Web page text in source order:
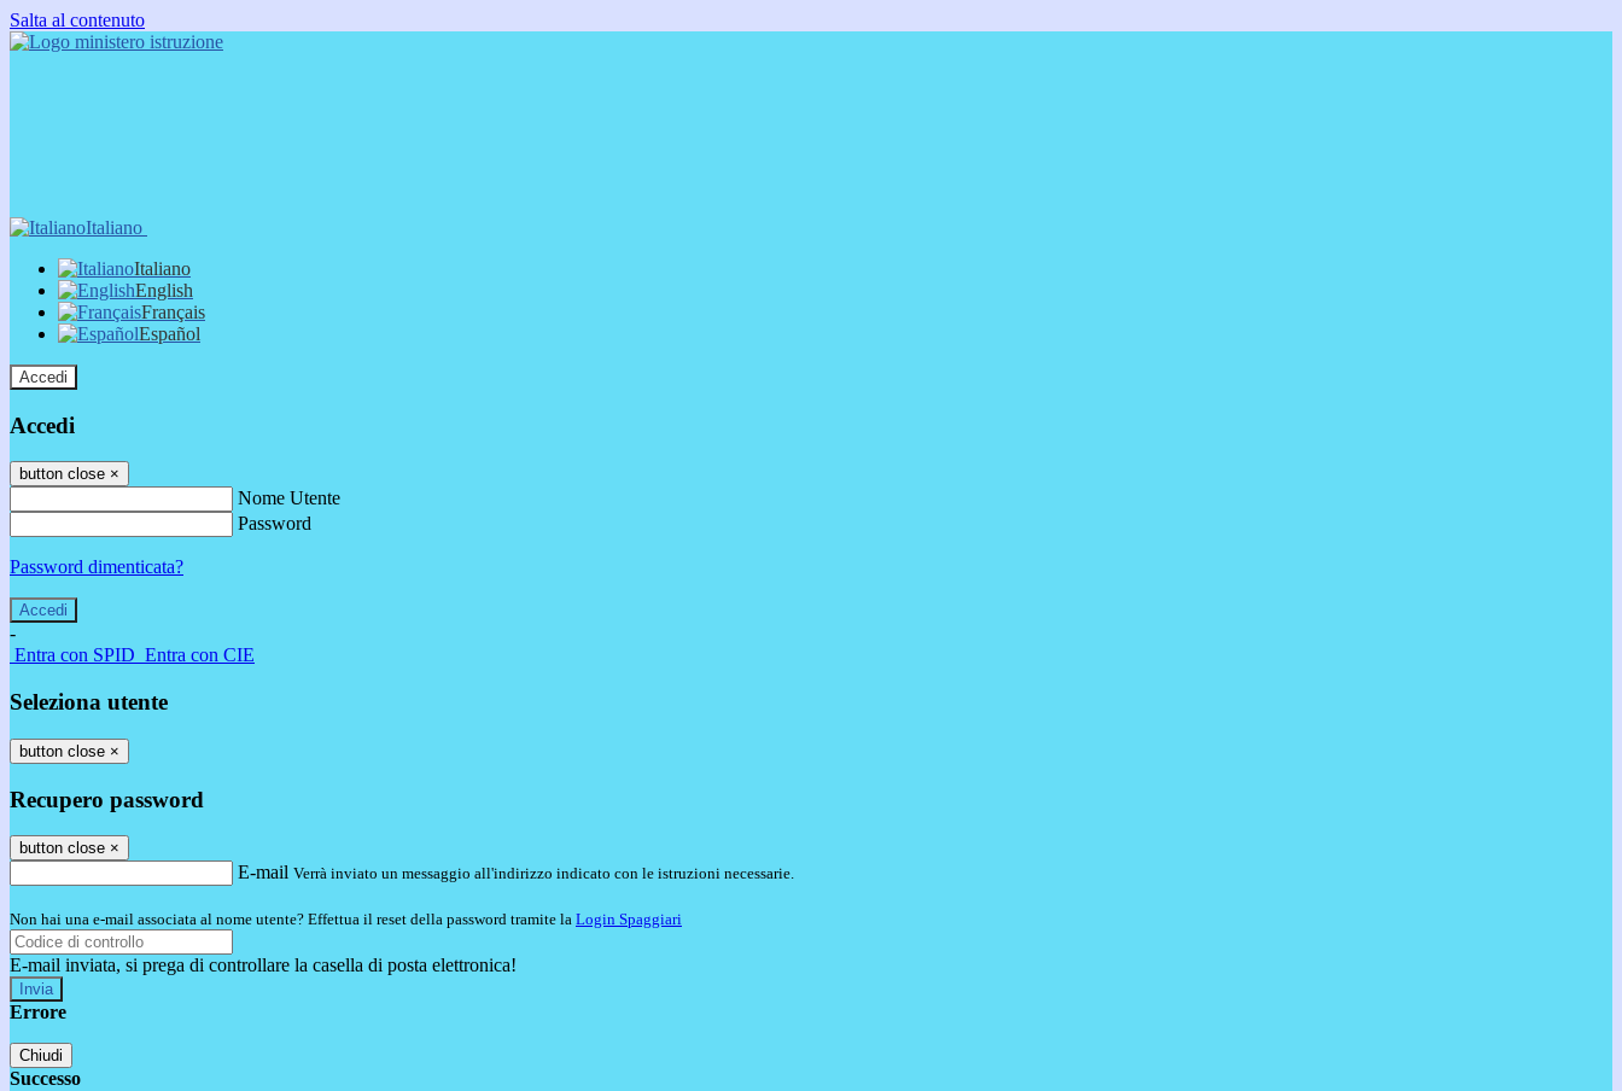
Salta al contenuto
Italiano
Italiano
English
Français
Español
Accedi
Accedi
button close ×
Nome Utente
Password
Password dimenticata?
-
Entra con SPID Entra con CIE
Seleziona utente
button close ×
Recupero password
button close ×
E-mail Verrà inviato un messaggio all'indirizzo indicato con le istruzioni necessarie.
Non hai una e-mail associata al nome utente? Effettua il reset della password tramite la Login Spaggiari
E-mail inviata, si prega di controllare la casella di posta elettronica!
Errore
Chiudi
Successo